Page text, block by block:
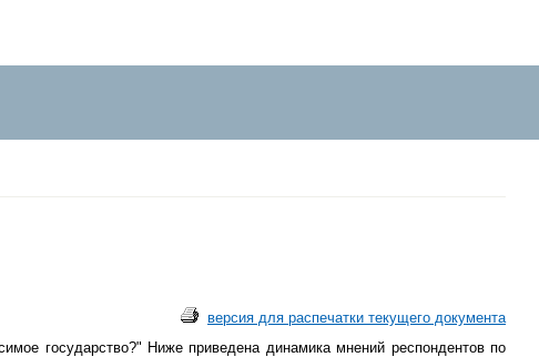
версия для распечатки текущего документа
государство?" Ниже приведена динамика мнений респондентов по